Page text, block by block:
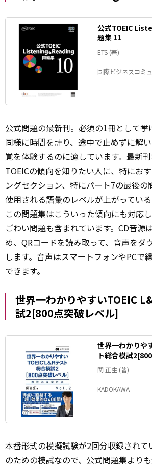
公式TOEIC
題集 11
ETS (著)
国際ビジネスコミ
公式問題の最新刊。必須の1冊として挙
同様に時間を計り、途中で止めずに解
覚を体験するのに適しています。最新
TOEICの傾向を知りたい人に、特にお
ングセクション、特にパート7の最後の
使用される語彙のレベルが上がっている
この問題集はこういった傾向にも対応し
ごわい問題も含まれています。CD音源
め、QRコードを読み取って、音声をダ
します。音声はスマートフォンやPCで
できます。
世界一わかりやすいTOEIC
試2[800点突破レベル]
世界一わかりや
ト総合模試
関 正生 (著)
KADOKAWA
本番形式の模擬試験が2回分収録されて
のための模試なので、公式問題集より